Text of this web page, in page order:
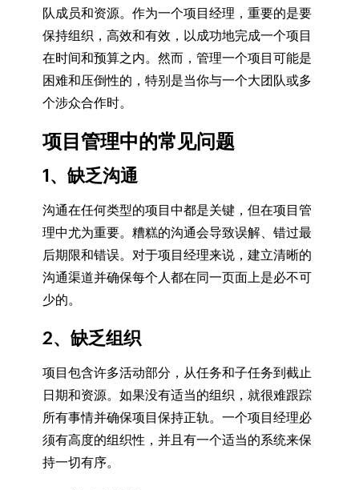
队成员和资源。作为一个项目经理，重要的是要
保持组织，高效和有效，以成功地完成一个项目
在时间和预算之内。然而，管理一个项目可能是
困难和压倒性的，特别是当你与一个大团队或多
个涉众合作时。
项目管理中的常见问题
1、缺乏沟通
沟通在任何类型的项目中都是关键，但在项目管
理中尤为重要。糟糕的沟通会导致误解、错过最
后期限和错误。对于项目经理来说，建立清晰的
沟通渠道并确保每个人都在同一页面上是必不可
少的。
2、缺乏组织
项目包含许多活动部分，从任务和子任务到截止
日期和资源。如果没有适当的组织，就很难跟踪
所有事情并确保项目保持正轨。一个项目经理必
须有高度的组织性，并且有一个适当的系统来保
持一切有序。